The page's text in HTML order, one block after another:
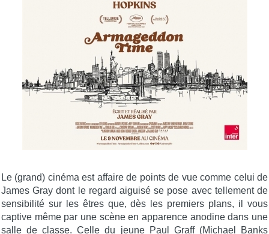
Le (grand) cinéma est affaire de points de vue comme celui de
James Gray dont le regard aiguisé se pose avec tellement de
sensibilité sur les êtres que, dès les premiers plans, il vous
captive même par une scène en apparence anodine dans une
salle de classe. Celle du jeune Paul Graff (Michael Banks